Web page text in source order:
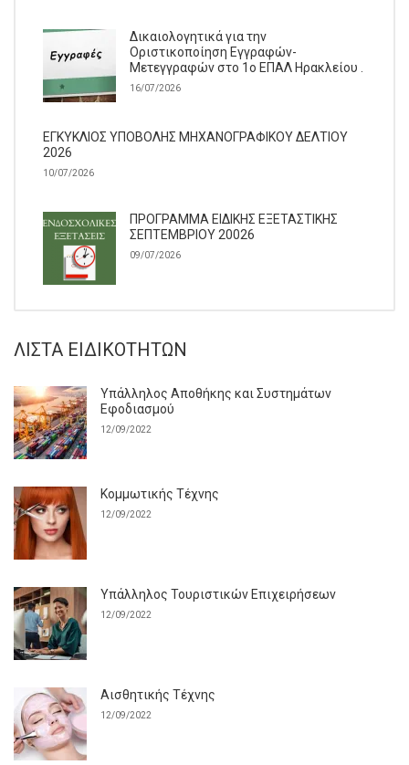
Δικαιολογητικά για την
Οριστικοποίηση Εγγραφών-
Μετεγγραφών στο 1ο ΕΠΑΛ Ηρακλείου .
16/07/2026
ΕΓΚΥΚΛΙΟΣ ΥΠΟΒΟΛΗΣ ΜΗΧΑΝΟΓΡΑΦΙΚΟΥ ΔΕΛΤΙΟΥ
2026
10/07/2026
ΠΡΟΓΡΑΜΜΑ ΕΙΔΙΚΗΣ ΕΞΕΤΑΣΤΙΚΗΣ
ΣΕΠΤΕΜΒΡΙΟΥ 20026
09/07/2026
ΛΊΣΤΑ ΕΙΔΙΚΟΤΉΤΩΝ
Υπάλληλος Αποθήκης και Συστημάτων
Εφοδιασμού
12/09/2022
Κομμωτικής Τέχνης
12/09/2022
Υπάλληλος Τουριστικών Επιχειρήσεων
12/09/2022
Αισθητικής Τέχνης
12/09/2022